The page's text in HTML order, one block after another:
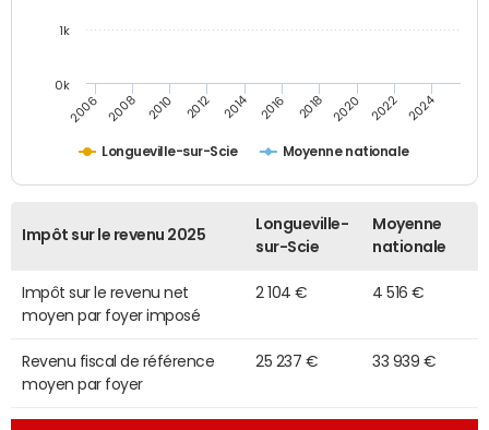
Longueville-sur-Scie Moyenne nationale
2006 2008 2010 2012 2014 2016 2018 2020 2022 2024
0k
1k
Impôt sur le revenu 2025
Longueville-
sur-Scie
Moyenne
nationale
Impôt sur le revenu net
moyen par foyer imposé
2 104 € 4 516 €
Revenu fiscal de référence
moyen par foyer
25 237 € 33 939 €